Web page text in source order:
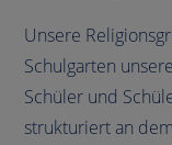
Unsere
Schulgarten
Schüler und
strukturiert an